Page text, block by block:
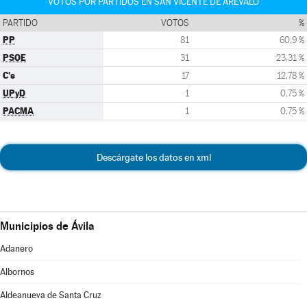
PARTIDO VOTOS %
PP 81 60,9 %
PSOE 31 23,31 %
C's 17 12,78 %
UPyD 1 0,75 %
PACMA 1 0,75 %
Descárgate los datos en xml
Municipios de Ávila
Adanero
Albornos
Aldeanueva de Santa Cruz